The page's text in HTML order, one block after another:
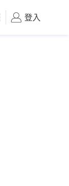
好食玩飛
登入